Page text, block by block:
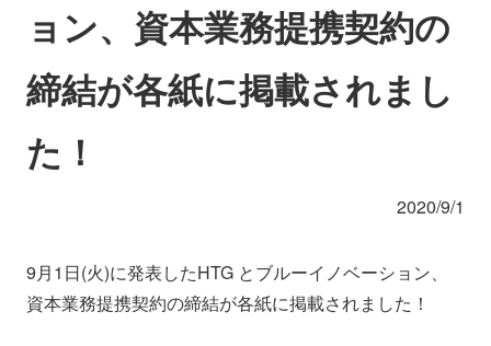
コアテクノロジー
クラウドモビリティ研究所
会社情報 ニュース
ョン、資本業務提携契約の
締結が各紙に掲載されまし
た！
2020/9/1
9月1日(火)に発表したHTG とブルーイノベーション、
資本業務提携契約の締結が各紙に掲載されました！